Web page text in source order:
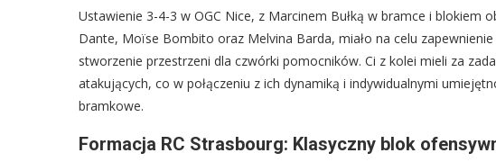
Ustawienie 3-4-3 w OGC Nice, z Marcinem Bułką w bramce i blokiem
Dante, Moïse Bombito oraz Melvina Barda, miało na celu
stworzenie przestrzeni dla czwórki pomocników. Ci z kolei mieli za
atakujących, co w połączeniu z ich dynamiką i indywidualnymi
bramkowe.
Formacja RC Strasbourg: Klasyczny blok